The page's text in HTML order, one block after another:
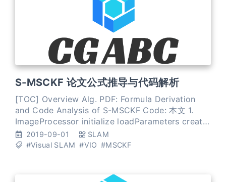
S-MSCKF 论文公式推导与代码解析
[TOC] Overview Alg. PDF: Formula Derivation
and Code Analysis of S-MSCKF Code: 本文 1.
ImageProcessor initialize loadParameters create
FastFeatureDetector imuCallback
imu_msg_buffer.push_back(*msg)
2019-09-01
SLAM
#Visual SLAM #VIO #MSCKF